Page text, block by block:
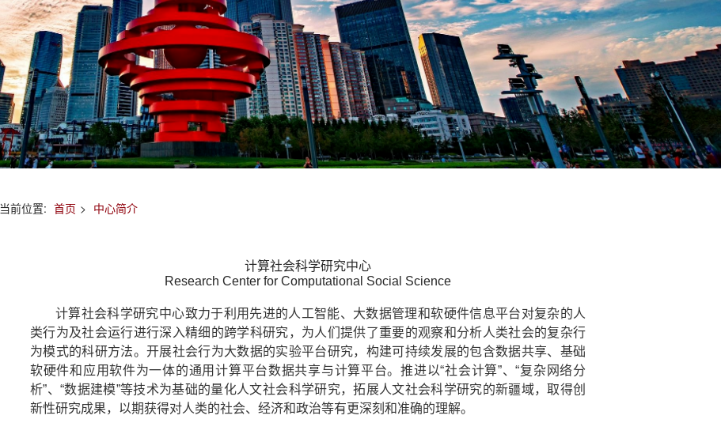
当前位置: 首页 > 中心简介
计算社会科学研究中心
Research Center for Computational Social Science
计算社会科学研究中心致力于利用先进的人工智能、大数据管理和软硬件信息平台对复杂的人
类行为及社会运行进行深入精细的跨学科研究，为人们提供了重要的观察和分析人类社会的复杂行
为模式的科研方法。开展社会行为大数据的实验平台研究，构建可持续发展的包含数据共享、基础
软硬件和应用软件为一体的通用计算平台数据共享与计算平台。推进以“社会计算”、“复杂网络分
析”、“数据建模”等技术为基础的量化人文社会科学研究，拓展人文社会科学研究的新疆域，取得创
新性研究成果，以期获得对人类的社会、经济和政治等有更深刻和准确的理解。